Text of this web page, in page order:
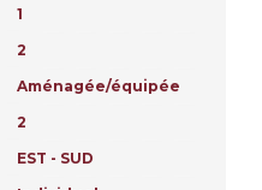
1
2
Aménagée/équipée
2
EST - SUD